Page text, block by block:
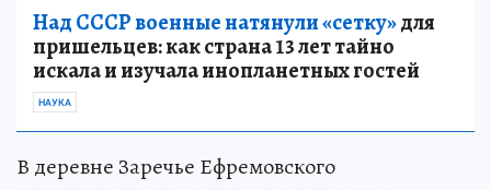
Над СССР военные натянули «сетку»для
пришельцев: как страна 13 лет тайно
искала и изучала инопланетных гостей
НАУКА
В деревне Заречье Ефремовского